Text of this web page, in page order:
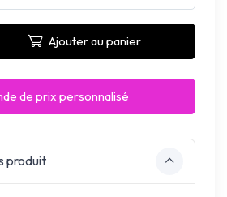
Ajouter au panier
de prix personnalisé
produit